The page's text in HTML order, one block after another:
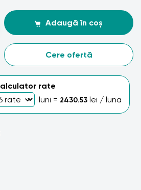
Adaugă în coș
Cere ofertă
rate
luni = 2430.53 lei / luna